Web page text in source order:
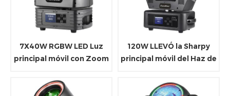
7X40W RGBW LED Luz
principal móvil con Zoom
120W LLEVÓ la Sharpy
principal móvil del Haz de